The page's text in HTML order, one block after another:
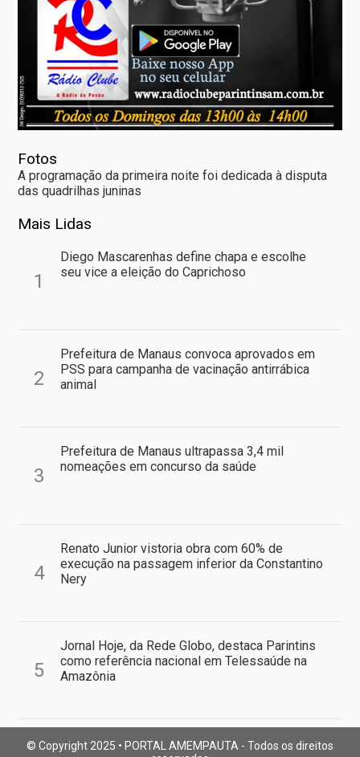
Fotos
A programação da primeira noite foi dedicada à disputa
das quadrilhas juninas
Mais Lidas
1
Diego Mascarenhas define chapa e escolhe
seu vice a eleição do Caprichoso
2
Prefeitura de Manaus convoca aprovados em
PSS para campanha de vacinação antirrábica
animal
3
Prefeitura de Manaus ultrapassa 3,4 mil
nomeações em concurso da saúde
4
Renato Junior vistoria obra com 60% de
execução na passagem inferior da Constantino
Nery
5
Jornal Hoje, da Rede Globo, destaca Parintins
como referência nacional em Telessaúde na
Amazônia
© Copyright 2025 • PORTAL AMEMPAUTA - Todos os direitos